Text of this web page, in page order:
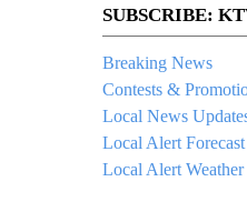
SUBSCRIBE:
Breaking News
Contests &
Local News
Local Alert Forecast
Local Alert